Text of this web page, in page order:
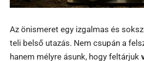
Az önismeret egy izgalmas és
teli belső utazás. Nem csupán a
hanem mélyre ásunk, hogy feltárjuk